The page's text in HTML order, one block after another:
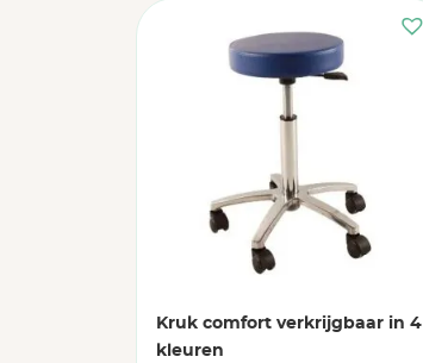
Kruk comfort verkrijgbaar in 4
kleuren